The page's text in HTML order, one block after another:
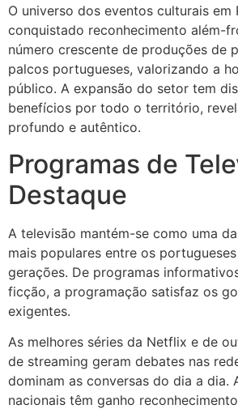
O universo dos eventos culturais em
conquistado reconhecimento além-
número crescente de produções de
palcos portugueses, valorizando a
público. A expansão do setor tem
benefícios por todo o território,
profundo e autêntico.
Programas de
Destaque
A televisão mantém-se como uma
mais populares entre os
gerações. De programas
ficção, a programação satisfaz os
exigentes.
As melhores séries da Netflix e de
de streaming geram debates nas
dominam as conversas do dia a dia.
nacionais têm ganho